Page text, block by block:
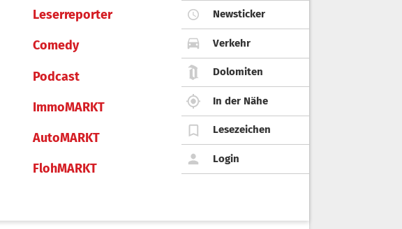
Leserreporter
Comedy
Podcast
ImmoMARKT
AutoMARKT
FlohMARKT
Newsticker
Verkehr
Dolomiten
In der Nähe
Lesezeichen
Login